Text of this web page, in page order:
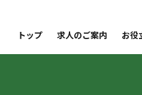
トップ 求人のご案内 お役